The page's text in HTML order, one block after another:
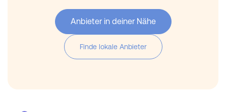
Anbieter in deiner Nähe
Finde lokale Anbieter